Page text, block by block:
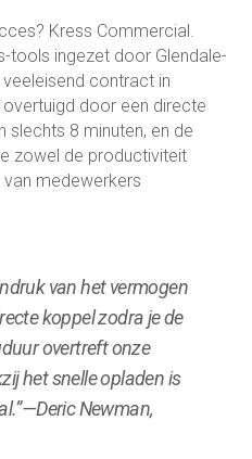
Kress Commercial.
tools ingezet door Glendale-
contract in
door een directe
slechts 8 minuten, en de
zowel de productiviteit
medewerkers
van het vermogen
koppel zodra je de
overtreft onze
het snelle opladen is
Newman,